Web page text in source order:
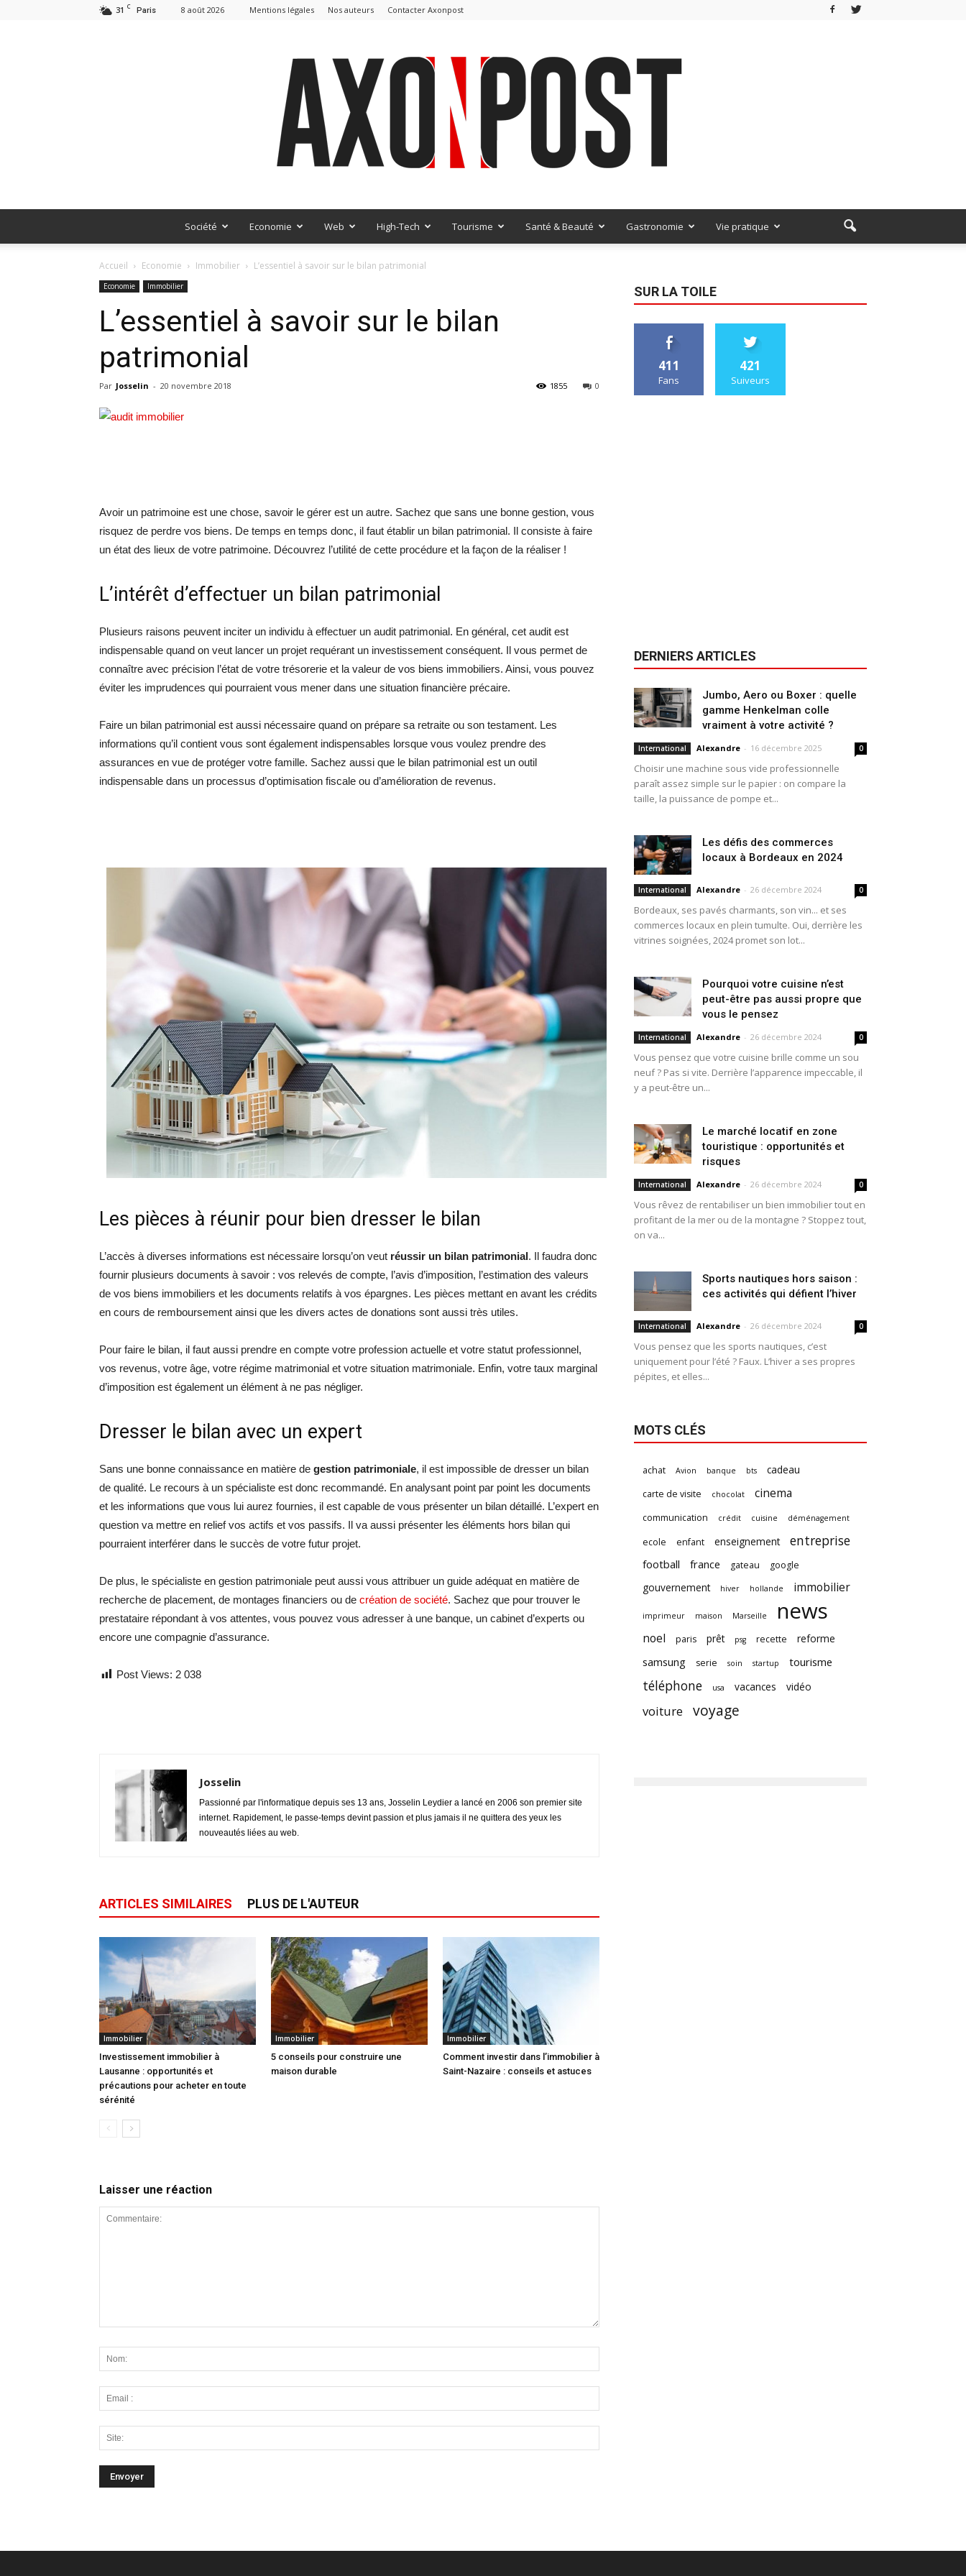
31 C Paris 8 août 2026 Mentions légales Nos auteurs Contacter Axonpost
Société Economie Web High-Tech Tourisme Santé & Beauté Gastronomie Vie pratique
Accueil Economie Immobilier L’essentiel à savoir sur le bilan patrimonial
Economie Immobilier
L’essentiel à savoir sur le bilan
patrimonial
Par Josselin - 20 novembre 2018 0
1855
Avoir un patrimoine est une chose, savoir le gérer est un autre. Sachez que sans une bonne gestion, vous
risquez de perdre vos biens. De temps en temps donc, il faut établir un bilan patrimonial. Il consiste à faire
un état des lieux de votre patrimoine. Découvrez l’utilité de cette procédure et la façon de la réaliser !
L’intérêt d’effectuer un bilan patrimonial
Plusieurs raisons peuvent inciter un individu à effectuer un audit patrimonial. En général, cet audit est
indispensable quand on veut lancer un projet requérant un investissement conséquent. Il vous permet de
connaître avec précision l’état de votre trésorerie et la valeur de vos biens immobiliers. Ainsi, vous pouvez
éviter les imprudences qui pourraient vous mener dans une situation financière précaire.
Faire un bilan patrimonial est aussi nécessaire quand on prépare sa retraite ou son testament. Les
informations qu’il contient vous sont également indispensables lorsque vous voulez prendre des
assurances en vue de protéger votre famille. Sachez aussi que le bilan patrimonial est un outil
indispensable dans un processus d’optimisation fiscale ou d’amélioration de revenus.
Les pièces à réunir pour bien dresser le bilan
L’accès à diverses informations est nécessaire lorsqu’on veut réussir un bilan patrimonial. Il faudra donc
fournir plusieurs documents à savoir : vos relevés de compte, l’avis d’imposition, l’estimation des valeurs
de vos biens immobiliers et les documents relatifs à vos épargnes. Les pièces mettant en avant les crédits
en cours de remboursement ainsi que les divers actes de donations sont aussi très utiles.
Pour faire le bilan, il faut aussi prendre en compte votre profession actuelle et votre statut professionnel,
vos revenus, votre âge, votre régime matrimonial et votre situation matrimoniale. Enfin, votre taux marginal
d’imposition est également un élément à ne pas négliger.
Dresser le bilan avec un expert
Sans une bonne connaissance en matière de gestion patrimoniale, il est impossible de dresser un bilan
de qualité. Le recours à un spécialiste est donc recommandé. En analysant point par point les documents
et les informations que vous lui aurez fournies, il est capable de vous présenter un bilan détaillé. L’expert en
question va mettre en relief vos actifs et vos passifs. Il va aussi présenter les éléments hors bilan qui
pourraient interférer dans le succès de votre futur projet.
De plus, le spécialiste en gestion patrimoniale peut aussi vous attribuer un guide adéquat en matière de
recherche de placement, de montages financiers ou de création de société. Sachez que pour trouver le
prestataire répondant à vos attentes, vous pouvez vous adresser à une banque, un cabinet d’experts ou
encore une compagnie d’assurance.
Post Views: 2 038
Josselin
Passionné par l'informatique depuis ses 13 ans, Josselin Leydier a lancé en 2006 son premier site
internet. Rapidement, le passe-temps devint passion et plus jamais il ne quittera des yeux les
nouveautés liées au web.
ARTICLES SIMILAIRES PLUS DE L'AUTEUR
Immobilier
Investissement immobilier à
Lausanne : opportunités et
précautions pour acheter en toute
sérénité
Immobilier
5 conseils pour construire une
maison durable
Immobilier
Comment investir dans l’immobilier à
Saint-Nazaire : conseils et astuces
Laisser une réaction
SUR LA TOILE
411
Fans
421
Suiveurs
DERNIERS ARTICLES
Jumbo, Aero ou Boxer : quelle
gamme Henkelman colle
vraiment à votre activité ?
International Alexandre - 16 décembre 2025 0
Choisir une machine sous vide professionnelle
paraît assez simple sur le papier : on compare la
taille, la puissance de pompe et...
Les défis des commerces
locaux à Bordeaux en 2024
International Alexandre - 26 décembre 2024 0
Bordeaux, ses pavés charmants, son vin... et ses
commerces locaux en plein tumulte. Oui, derrière les
vitrines soignées, 2024 promet son lot...
Pourquoi votre cuisine n’est
peut-être pas aussi propre que
vous le pensez
International Alexandre - 26 décembre 2024 0
Vous pensez que votre cuisine brille comme un sou
neuf ? Pas si vite. Derrière l’apparence impeccable, il
y a peut-être un...
Le marché locatif en zone
touristique : opportunités et
risques
International Alexandre - 26 décembre 2024 0
Vous rêvez de rentabiliser un bien immobilier tout en
profitant de la mer ou de la montagne ? Stoppez tout,
on va...
Sports nautiques hors saison :
ces activités qui défient l’hiver
International Alexandre - 26 décembre 2024 0
Vous pensez que les sports nautiques, c’est
uniquement pour l’été ? Faux. L’hiver a ses propres
pépites, et elles...
MOTS CLÉS
achat Avion banque bts cadeau
carte de visite chocolat cinema
communication crédit cuisine déménagement
ecole enfant enseignement entreprise
football france gateau google
gouvernement hiver hollande immobilier
imprimeur maison Marseille news
noel paris prêt psg recette reforme
samsung serie soin startup tourisme
téléphone usa vacances vidéo
voiture voyage